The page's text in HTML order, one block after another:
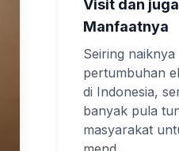
Visit dan juga
Manfaatnya
Seiring naiknya
pertumbuhan
di Indonesia,
banyak pula
masyarakat